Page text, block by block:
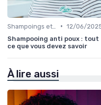
• 12/06/
Shampooing anti poux : tout
ce que vous devez savoir
À lire aussi